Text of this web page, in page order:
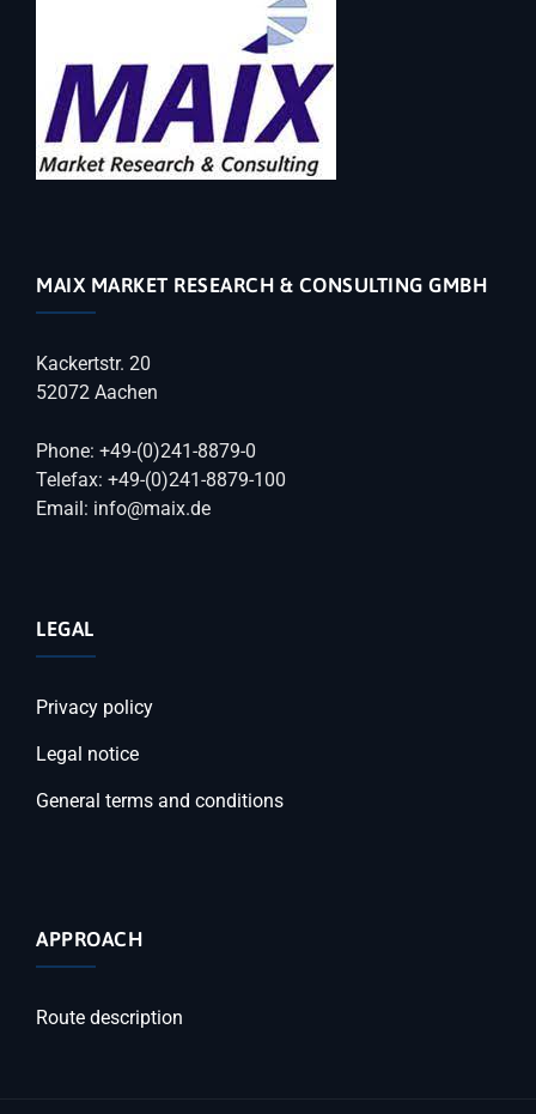
MAIX MARKET RESEARCH & CONSULTING GMBH
Kackertstr. 20
52072 Aachen
Phone: +49-(0)241-8879-0
Telefax: +49-(0)241-8879-100
Email: info@maix.de
LEGAL
Privacy policy
Legal notice
General terms and conditions
APPROACH
Route description